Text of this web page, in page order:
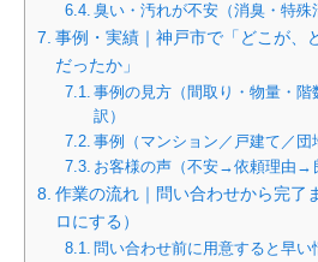
臭い・汚れが不安（消臭・特殊
事例・実績｜神戸市で「どこが、
だったか」
事例の見方（間取り・物量・
訳）
事例（マンション／戸建て／団
お客様の声（不安→依頼理由→
作業の流れ｜問い合わせから完了
ロにする）
問い合わせ前に用意すると早